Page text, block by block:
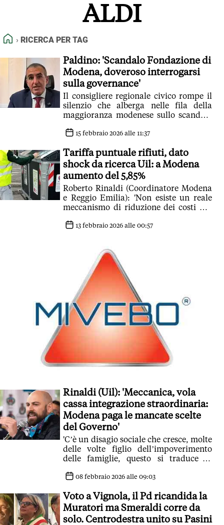
NORMATIVE DEONTOLOGICHE
TERMINI e CONDIZIONI
ALDI
HOME
RICERCA PER TAG
Paldino: 'Scandalo Fondazione di
Modena, doveroso interrogarsi
sulla governance'
Il consigliere regionale civico rompe il
silenzio che alberga nelle fila della
maggioranza modenese sullo scandalo
15 febbraio 2026 alle 11:37
Tariffa puntuale rifiuti, dato
shock da ricerca Uil: a Modena
aumento del 5,85%
Roberto Rinaldi (Coordinatore Modena
e Reggio Emilia): 'Non esiste un reale
meccanismo di riduzione dei costi per
Chiediamo una svolta'
13 febbraio 2026 alle 00:57
Rinaldi (Uil): 'Meccanica, vola
cassa integrazione straordinaria:
Modena paga le mancate scelte
del Governo'
'C’è un disagio sociale che cresce, molte
delle volte figlio dell’impoverimento
delle famiglie, questo si traduce in
08 febbraio 2026 alle 09:03
Voto a Vignola, il Pd ricandida la
Muratori ma Smeraldi corre da
solo. Centrodestra unito su Pasini